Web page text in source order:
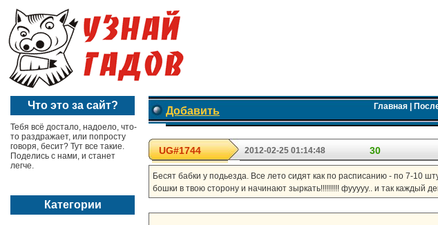
Что это за сайт?
Тебя всё достало, надоело, что-
то раздражает, или попросту
говоря, бесит? Тут все такие.
Поделись с нами, и станет
легче.
Категории
Добавить Главная|
UG#1744 2012-02-25 01:14:48 30
Бесят бабки у подьезда. Все лето сидят как по расписанию - по 7-
бошки в твою сторону и начинают зыркать!!!!!!!!! фууууу.. и так каждый